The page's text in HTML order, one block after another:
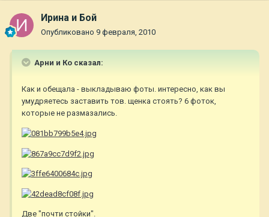
Ирина и Бой
Опубликовано 9 февраля, 2010
Арни и Ко сказал:
Как и обещала - выкладываю фоты. интересно, как вы
умудряетесь заставить тов. щенка стоять? 6 фоток,
которые не размазались.
Две "почти стойки".